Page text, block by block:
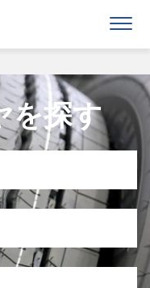
を探す